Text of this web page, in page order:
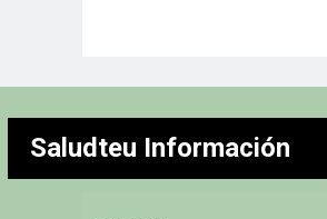
Saludteu Información